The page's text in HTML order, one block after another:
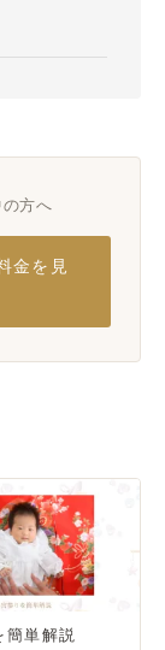
方へ
金を見
簡単解説